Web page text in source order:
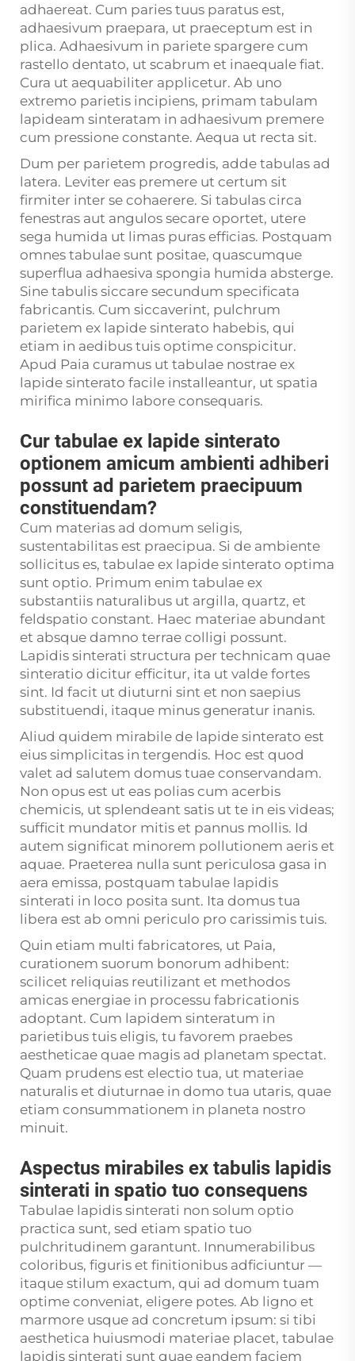
adhaereat. Cum paries tuus paratus est,
adhaesivum praepara, ut praeceptum est in
plica. Adhaesivum in pariete spargere cum
rastello dentato, ut scabrum et inaequale fiat.
Cura ut aequabiliter applicetur. Ab uno
extremo parietis incipiens, primam tabulam
lapideam sinteratam in adhaesivum premere
cum pressione constante. Aequa ut recta sit.
Dum per parietem progredis, adde tabulas ad
latera. Leviter eas premere ut certum sit
firmiter inter se cohaerere. Si tabulas circa
fenestras aut angulos secare oportet, utere
sega humida ut limas puras efficias. Postquam
omnes tabulae sunt positae, quascumque
superflua adhaesiva spongia humida absterge.
Sine tabulis siccare secundum specificata
fabricantis. Cum siccaverint, pulchrum
parietem ex lapide sinterato habebis, qui
etiam in aedibus tuis optime conspicitur.
Apud Paia curamus ut tabulae nostrae ex
lapide sinterato facile installeantur, ut spatia
mirifica minimo labore consequaris.
Cur tabulae ex lapide sinterato
optionem amicum ambienti adhiberi
possunt ad parietem praecipuum
constituendam?
Cum materias ad domum seligis,
sustentabilitas est praecipua. Si de ambiente
sollicitus es, tabulae ex lapide sinterato optima
sunt optio. Primum enim tabulae ex
substantiis naturalibus ut argilla, quartz, et
feldspatio constant. Haec materiae abundant
et absque damno terrae colligi possunt.
Lapidis sinterati structura per technicam quae
sinteratio dicitur efficitur, ita ut valde fortes
sint. Id facit ut diuturni sint et non saepius
substituendi, itaque minus generatur inanis.
Aliud quidem mirabile de lapide sinterato est
eius simplicitas in tergendis. Hoc est quod
valet ad salutem domus tuae conservandam.
Non opus est ut eas polias cum acerbis
chemicis, ut splendeant satis ut te in eis videas;
sufficit mundator mitis et pannus mollis. Id
autem significat minorem pollutionem aeris et
aquae. Praeterea nulla sunt periculosa gasa in
aera emissa, postquam tabulae lapidis
sinterati in loco posita sunt. Ita domus tua
libera est ab omni periculo pro carissimis tuis.
Quin etiam multi fabricatores, ut Paia,
curationem suorum bonorum adhibent:
scilicet reliquias reutilizant et methodos
amicas energiae in processu fabricationis
adoptant. Cum lapidem sinteratum in
parietibus tuis eligis, tu favorem praebes
aestheticae quae magis ad planetam spectat.
Quam prudens est electio tua, ut materiae
naturalis et diuturnae in domo tua utaris, quae
etiam consummationem in planeta nostro
minuit.
Aspectus mirabiles ex tabulis lapidis
sinterati in spatio tuo consequens
Tabulae lapidis sinterati non solum optio
practica sunt, sed etiam spatio tuo
pulchritudinem garantunt. Innumerabilibus
coloribus, figuris et finitionibus adficiuntur —
itaque stilum exactum, qui ad domum tuam
optime conveniat, eligere potes. Ab ligno et
marmore usque ad concretum ipsum: si tibi
aesthetica huiusmodi materiae placet, tabulae
lapidis sinterati sunt quae eandem faciem